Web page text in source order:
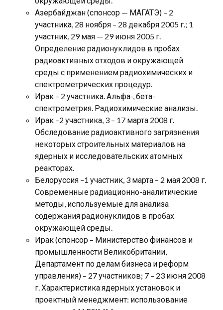
Азербайджан (спонсор — МАГАТЭ) – 2
участника, 28 ноября – 28 декабря 2005 г.; 1
участник, 29 мая — 29 июня 2005 г.
Определение радионуклидов в пробах
радиоактивных отходов и окружающей
среды с применением радиохимических и
спектрометрических процедур.
Ирак – 2 участника. Альфа-, бета-
спектрометрия. Радиохимические анализы.
Ирак –2 участника, 3 – 17 марта 2008 г.
Обследование радиоактивного загрязнения
некоторых строительных материалов на
ядерных и исследовательских атомных
реакторах.
Белоруссия –1 участник, 3 марта – 2 мая 2008 г.
Современные радиационно-аналитические
методы, используемые для анализа
содержания радионуклидов в пробах
окружающей среды.
Ирак (спонсор – Министерство финансов и
промышленности Великобритании,
Департамент по делам бизнеса и реформ
управления) – 27 участников; 7 – 23 июня 2008
г. Характеристика ядерных установок и
проектный менеджмент: использование